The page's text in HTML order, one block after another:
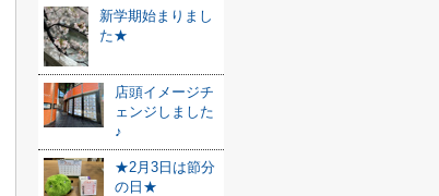
新学期始まりまし
た★
店頭イメージチ
ェンジしました
♪
★2月3日は節分
の日★